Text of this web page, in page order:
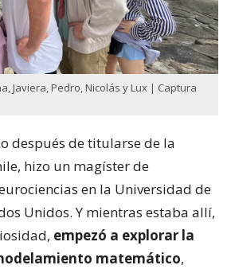
Javiera, Pedro, Nicolás y Lux | Captura
después de titularse de la
hizo un magíster de
en la Universidad de
Unidos. Y mientras estaba allí,
empezó a explorar la
matemático,